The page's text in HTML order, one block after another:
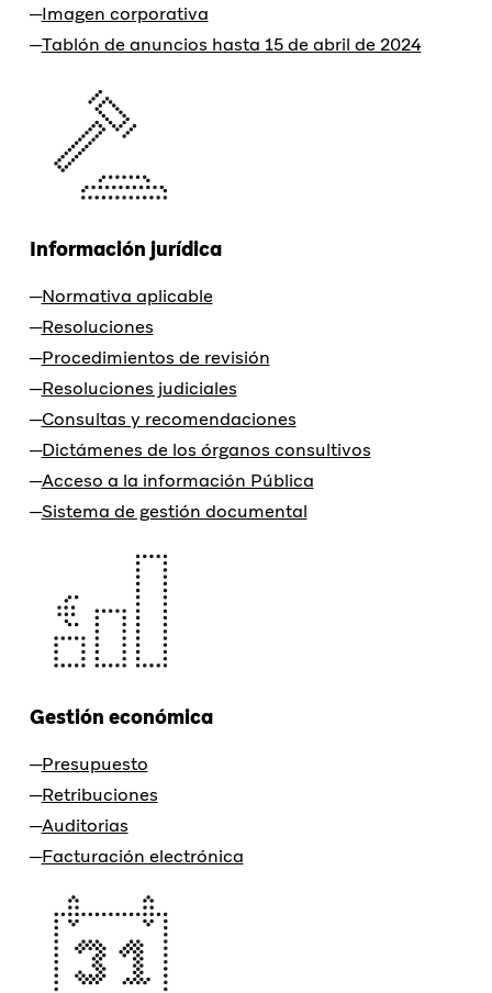
Imagen corporativa
Tablón de anuncios hasta 15 de abril de 2024
Información jurídica
Normativa aplicable
Resoluciones
Procedimientos de revisión
Resoluciones judiciales
Consultas y recomendaciones
Dictámenes de los órganos consultivos
Acceso a la información Pública
Sistema de gestión documental
Gestión económica
Presupuesto
Retribuciones
Auditorias
Facturación electrónica